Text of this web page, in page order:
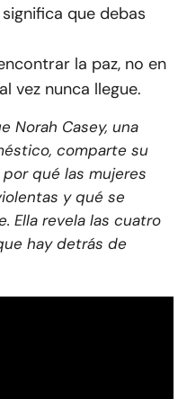
que debas
la paz, no en
vez nunca llegue.
Norah Casey, una
comparte su
qué las mujeres
y qué se
Ella revela las cuatro
hay detrás de